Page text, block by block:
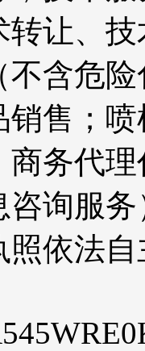
转让、
不含危
销售；
商务代
咨询服
照依法